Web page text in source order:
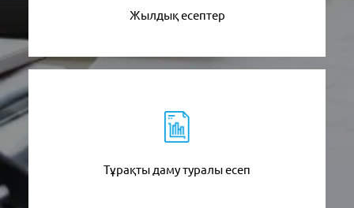
Жылдық есептер
Тұрақты даму туралы есеп